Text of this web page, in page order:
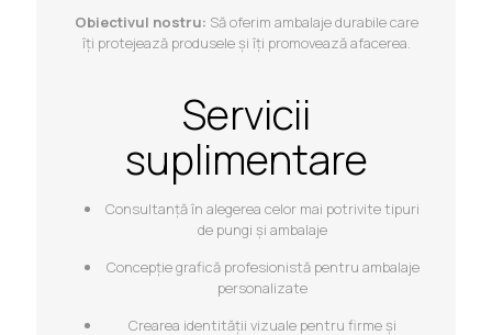
Obiectivul nostru: Să oferim ambalaje durabile care
îți protejează produsele și îți promovează afacerea.
Servicii
suplimentare
Consultanță în alegerea celor mai potrivite tipuri
de pungi și ambalaje
Concepție grafică profesionistă pentru ambalaje
personalizate
Crearea identității vizuale pentru firme și